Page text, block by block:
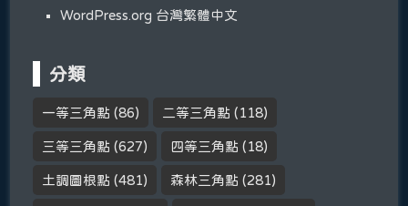
WordPress.org 台灣繁體中文
分類
一等三角點 (86) 二等三角點 (118)
三等三角點 (627) 四等三角點 (18)
土調圖根點 (481) 森林三角點 (281)